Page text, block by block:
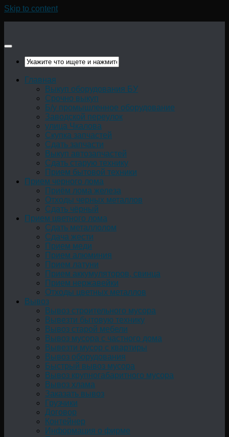
Skip to content
Главная
Выкуп оборудования БУ
Срочно выкуп
Б/у промышленное оборудование
Заводской переулок
улица Чкалова
Скупка запчастей
Сдать запчасти
Выкуп автозапчастей
Сдать старую технику
Прием бытовой техники
Прием черного лома
Приём лома железа
Отходы черных металлов
Сдать чёрный
Прием цветного лома
Сдать металлолом
Сдача жести
Прием меди
Прием алюминия
Прием латуни
Прием аккумуляторов, свинца
Прием нержавейки
Отходы цветных металлов
Вывоз
Вывоз строительного мусора
Вывезти бытовую технику
Вывоз старой мебели
Вывоз мусора с частного дома
Вывезти мусор с квартиры
Вывоз оборудования
Быстрый вывоз мусора
Вывоз крупногабаритного мусора
Вывоз хлама
Заказать вывоз
Грузчики
Договор
Контейнер
Информация о фирме